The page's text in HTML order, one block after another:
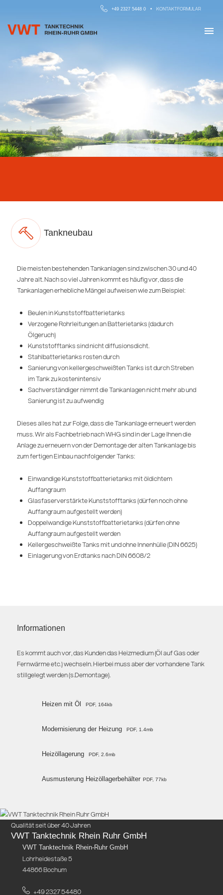
+49 2327 5448 0 • KONTAKTFORMULAR
Tankneubau
Die meisten bestehenden Tankanlagen sind zwischen 30 und 40
Jahre alt. Nach so viel Jahren kommt es häufig vor, dass die
Tankanlagen erhebliche Mängel aufweisen wie zum Beispiel:
Beulen in Kunststoffbatterietanks
Verzogene Rohrleitungen an Batterietanks (dadurch
Ölgeruch)
Kunststofftanks sind nicht diffusionsdicht.
Stahlbatterietanks rosten durch
Sanierung von kellergeschweißten Tanks ist durch Streben
im Tank zu kostenintensiv
Sachverständiger nimmt die Tankanlagen nicht mehr ab und
Sanierung ist zu aufwendig
Dieses alles hat zur Folge, dass die Tankanlage erneuert werden
muss. Wir als Fachbetrieb nach WHG sind in der Lage Ihnen die
Anlage zu erneuern von der Demontage der alten Tankanlage bis
zum fertigen Einbau nachfolgender Tanks:
Einwandige Kunststoffbatterietanks mit öldichtem
Auffangraum
Glasfaserverstärkte Kunststofftanks (dürfen noch ohne
Auffangraum aufgestellt werden)
Doppelwandige Kunststoffbatterietanks (dürfen ohne
Auffangraum aufgestellt werden
Kellergeschweißte Tanks mit und ohne Innenhülle (DIN 6625)
Einlagerung von Erdtanks nach DIN 6608/2
Informationen
Es kommt auch vor, das Kunden das Heizmedium (Öl auf Gas oder
Fernwärme etc.) wechseln. Hierbei muss aber der vorhandene Tank
stillgelegt werden (s.Demontage).
Heizen mit Öl PDF, 164kb
Modernisierung der Heizung PDF, 1.4mb
Heizöllagerung PDF, 2.6mb
Ausmusterung Heizöllagerbehälter PDF, 77kb
Qualität seit über 40 Jahren
VWT Tanktechnik Rhein Ruhr GmbH
VWT Tanktechnik Rhein-Ruhr GmbH
Lohrheidestaße 5
44866 Bochum
+49 2327 54480